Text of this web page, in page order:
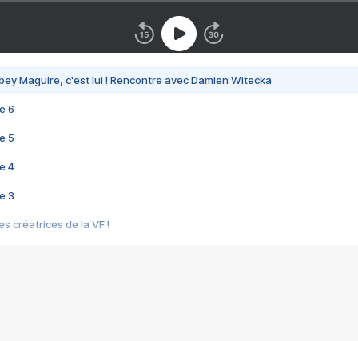
Maguire, c'est lui ! Rencontre avec Damien Witecka
6
5
4
3
créatrices de la VF !